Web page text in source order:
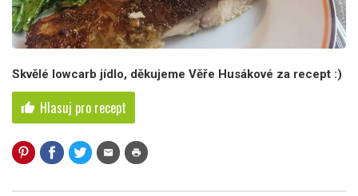
Skvělé lowcarb jídlo, děkujeme Věře Husákové za recept :)
thumb_up Hlasuj pro recept
mail print